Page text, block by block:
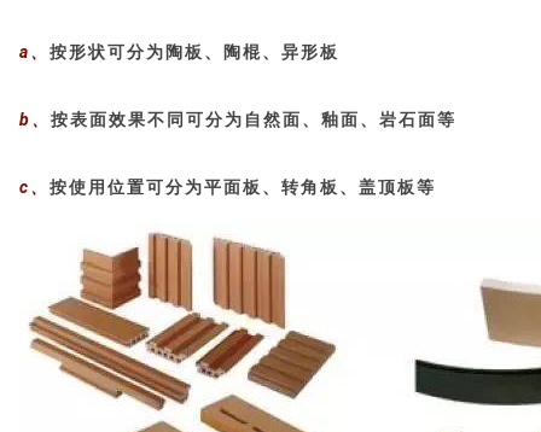
a、 按形状可分为陶板、陶棍、异形板
b、 按表面效果不同可分为自然面、釉面、岩石面等
c、 按使用位置可分为平面板、转角板、盖顶板等